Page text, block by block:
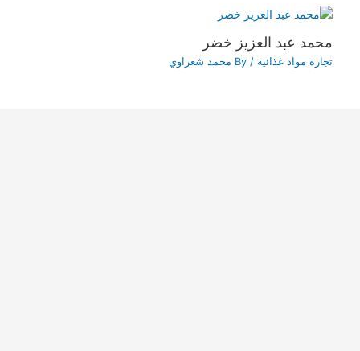
محمد عبد العزيز خضر
تجارة مواد غذائية / By محمد شعراوي